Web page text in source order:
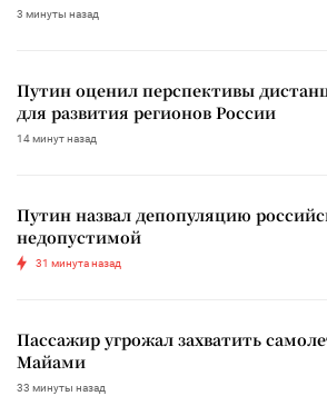
3 минуты назад
Путин оценил перспективы
для развития регионов России
14 минут назад
Путин назвал депопуляцию
недопустимой
31 минута назад
Пассажир угрожал захватить
Майами
33 минуты назад